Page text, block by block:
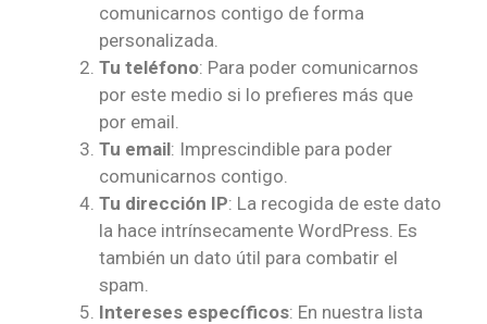
comunicarnos contigo de forma
personalizada.
Tu teléfono: Para poder comunicarnos
por este medio si lo prefieres más que
por email.
Tu email: Imprescindible para poder
comunicarnos contigo.
Tu dirección IP: La recogida de este dato
la hace intrínsecamente WordPress. Es
también un dato útil para combatir el
spam.
Intereses específicos: En nuestra lista